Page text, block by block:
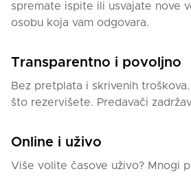
spremate ispite ili usvajate nove
osobu koja vam odgovara.
Transparentno i povoljno
Bez pretplata i skrivenih
što rezervišete. Predavači
Online i uživo
Više volite časove uživo? Mnogi